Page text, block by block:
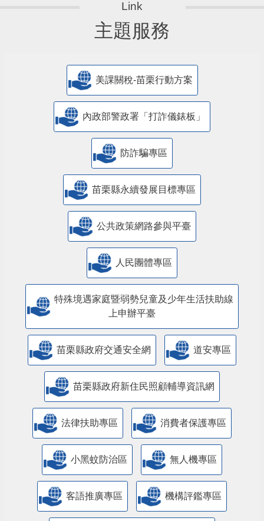
主題服務
美課關稅-苗栗行動方案
內政部警政署「打詐儀錶板」
防詐騙專區
苗栗縣永續發展目標專區
公共政策網路參與平臺
人民團體專區
特殊境遇家庭暨弱勢兒童及少年生活扶助線
上申辦平臺
苗栗縣政府交通安全網 道安專區
苗栗縣政府新住民照顧輔導資訊網
法律扶助專區 消費者保護專區
小黑蚊防治區 無人機專區
客語推廣專區 機構評鑑專區